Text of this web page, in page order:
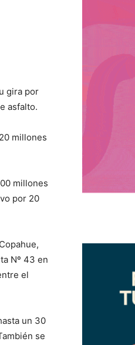
gira por
asfalto.
millones
millones
por 20
Nº 43 en
el
un 30
se